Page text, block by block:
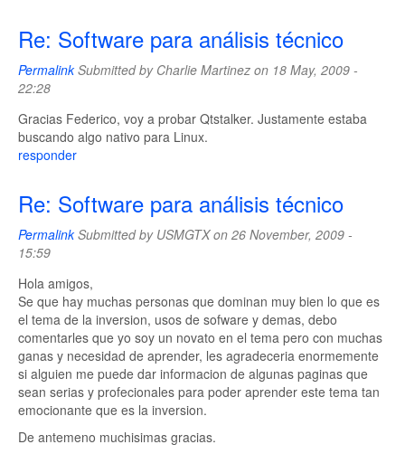
Re: Software para análisis técnico
PermalinkSubmitted by Charlie Martinez on 18 May, 2009 -
22:28
Gracias Federico, voy a probar Qtstalker. Justamente estaba
buscando algo nativo para Linux.
responder
Re: Software para análisis técnico
PermalinkSubmitted by USMGTXon 26 November, 2009 -
15:59
Hola amigos,
Se que hay muchas personas que dominan muy bien lo que es
el tema de la inversion, usos de sofware y demas, debo
comentarles que yo soy un novato en el tema pero con muchas
ganas y necesidad de aprender, les agradeceria enormemente
si alguien me puede dar informacion de algunas paginas que
sean serias y profecionales para poder aprender este tema tan
emocionante que es la inversion.
De antemeno muchisimas gracias.